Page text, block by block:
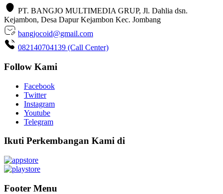
PT. BANGJO MULTIMEDIA GRUP, Jl. Dahlia dsn.
Kejambon, Desa Dapur Kejambon Kec. Jombang
bangjocoid@gmail.com
082140704139 (Call Center)
Follow Kami
Facebook
Twitter
Instagram
Youtube
Telegram
Ikuti Perkembangan Kami di
Footer Menu